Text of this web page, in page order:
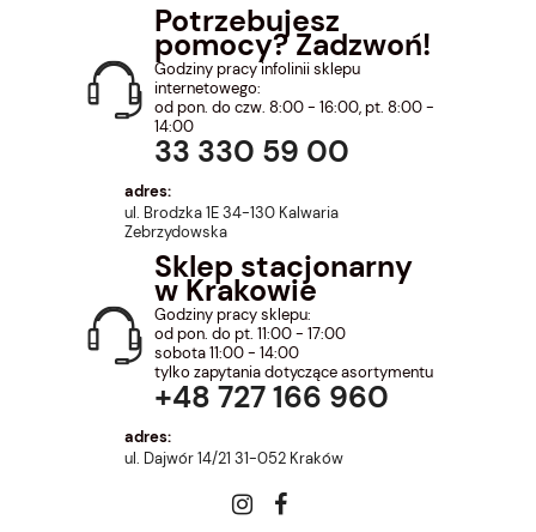
Potrzebujesz
pomocy? Zadzwoń!
Godziny pracy infolinii sklepu
internetowego:
od pon. do czw. 8:00 - 16:00, pt. 8:00 -
14:00
33 330 59 00
adres:
ul. Brodzka 1E 34-130 Kalwaria
Zebrzydowska
Sklep stacjonarny
w Krakowie
Godziny pracy sklepu:
od pon. do pt. 11:00 - 17:00
sobota 11:00 - 14:00
tylko zapytania dotyczące asortymentu
+48 727 166 960
adres:
ul. Dajwór 14/21 31-052 Kraków